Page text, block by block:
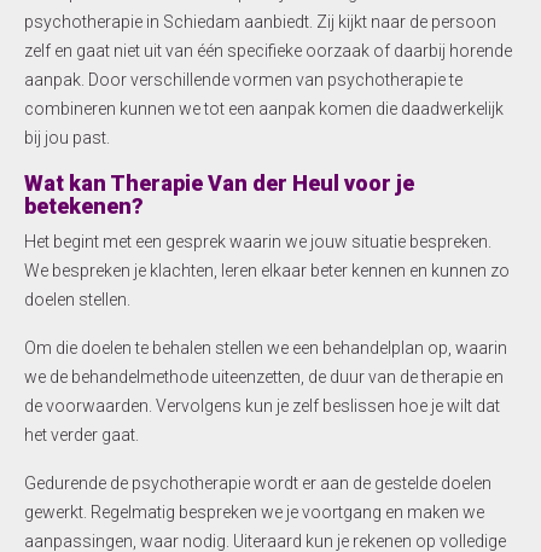
psychotherapie in Schiedam aanbiedt. Zij kijkt naar de persoon
zelf en gaat niet uit van één specifieke oorzaak of daarbij horende
aanpak. Door verschillende vormen van psychotherapie te
combineren kunnen we tot een aanpak komen die daadwerkelijk
bij jou past.
Wat kan Therapie Van der Heul voor je
betekenen?
Het begint met een gesprek waarin we jouw situatie bespreken.
We bespreken je klachten, leren elkaar beter kennen en kunnen zo
doelen stellen.
Om die doelen te behalen stellen we een behandelplan op, waarin
we de behandelmethode uiteenzetten, de duur van de therapie en
de voorwaarden. Vervolgens kun je zelf beslissen hoe je wilt dat
het verder gaat.
Gedurende de psychotherapie wordt er aan de gestelde doelen
gewerkt. Regelmatig bespreken we je voortgang en maken we
aanpassingen, waar nodig. Uiteraard kun je rekenen op volledige